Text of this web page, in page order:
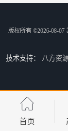
托盘运输网兜
版权所有 ©2026-08-07
技术支持： 八方资
首页